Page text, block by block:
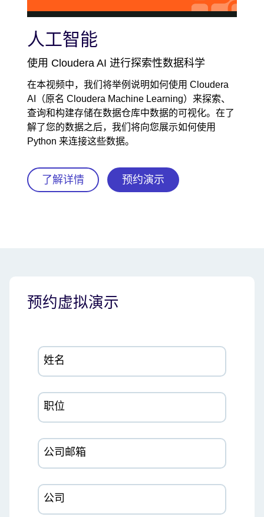
人工智能
使用 Cloudera AI 进行探索性数据科学
在本视频中，我们将举例说明如何使用 Cloudera
AI（原名 Cloudera Machine Learning）来探索、
查询和构建存储在数据仓库中数据的可视化。在了
解了您的数据之后，我们将向您展示如何使用
Python 来连接这些数据。
了解详情 预约演示
预约虚拟演示
姓名
职位
公司邮箱
公司